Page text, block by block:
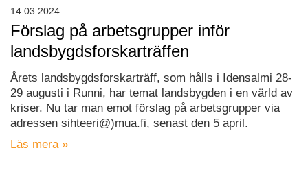
Förslag på arbetsgrupper inför
landsbygdsforskarträffen
Årets landsbygdsforskarträff, som hålls i Idensalmi 28-
29 augusti i Runni, har temat landsbygden i en värld av
kriser. Nu tar man emot förslag på arbetsgrupper via
adressen sihteeri@)mua.fi, senast den 5 april.
Läs mera »
14.03.2024